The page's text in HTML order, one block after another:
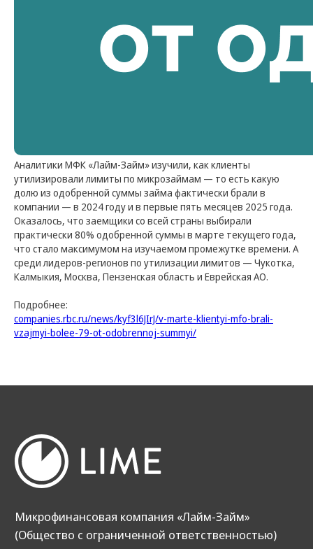
Аналитики МФК «Лайм-Займ» изучили, как клиенты
утилизировали лимиты по микрозаймам — то есть какую
долю из одобренной суммы займа фактически брали в
компании — в 2024 году и в первые пять месяцев 2025 года.
Оказалось, что заемщики со всей страны выбирали
практически 80% одобренной суммы в марте текущего года,
что стало максимумом на изучаемом промежутке времени. А
среди лидеров-регионов по утилизации лимитов — Чукотка,
Калмыкия, Москва, Пензенская область и Еврейская АО.
Подробнее:
companies.rbc.ru/news/kyf3l6JIrJ/v-marte-klientyi-mfo-brali-
vzajmyi-bolee-79-ot-odobrennoj-summyi/
Отдел по работе с
инвесторами
Звонки принимаются с 9:00 до 18:00
по Новосибирскому времени или с 05:00
У вас остались вопросы?Задайтеих нам.
Ответим вам в самые короткие сроки.
+7 963 942 5144
investors@limecreditgroup.com
max.ru/channel_limecreditgroup
Наш канал в МАХ
t.me/lime_investment
Микрофинансовая компания «Лайм-Займ»
(Общество с ограниченной ответственностью)
ИНН: 7724889891
КПП: 540501001
ОГРН: 1137746831606
630102, г. Новосибирск, ул. Кирова, 48, оф. 1401